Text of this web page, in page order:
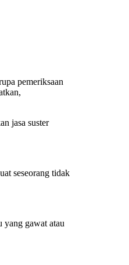
pemeriksaan
jasa suster
seseorang tidak
yang gawat atau